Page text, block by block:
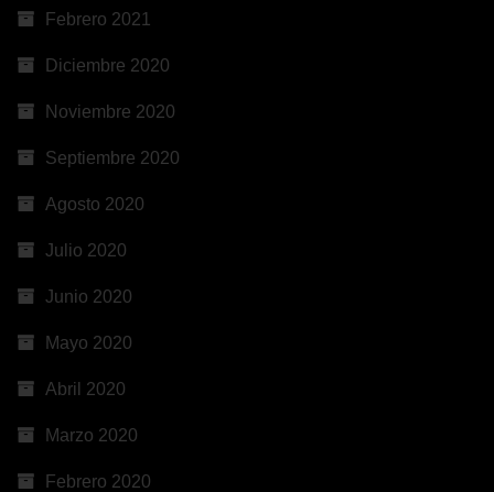
Febrero 2021
Diciembre 2020
Noviembre 2020
Septiembre 2020
Agosto 2020
Julio 2020
Junio 2020
Mayo 2020
Abril 2020
Marzo 2020
Febrero 2020